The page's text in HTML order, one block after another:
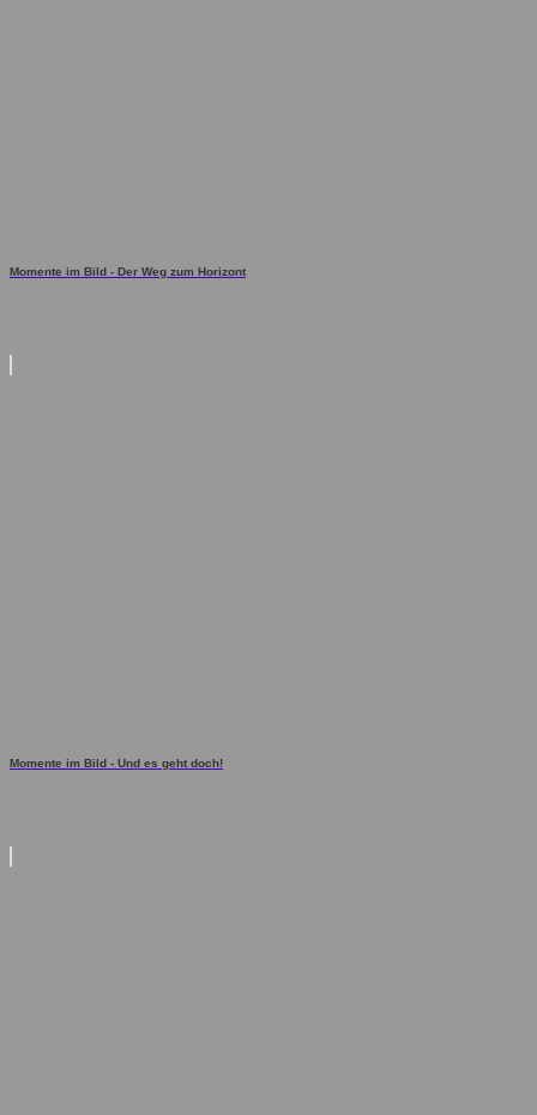
Momente im Bild - Der Weg zum Horizont
Momente im Bild - Und es geht doch!